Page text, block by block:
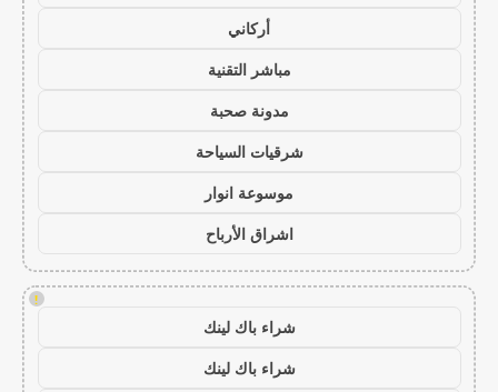
أركاني
مباشر التقنية
مدونة صحبة
شرقيات السياحة
موسوعة انوار
اشراق الأرباح
!
شراء باك لينك
شراء باك لينك